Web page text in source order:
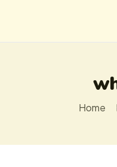
CHI
FORMAZIONE
PROGETTI
Home